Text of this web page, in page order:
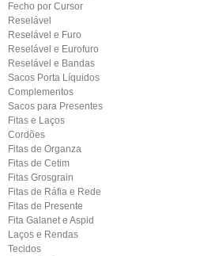
Fecho por Cursor
Reselável
Reselável e Furo
Reselável e Eurofuro
Reselável e Bandas
Sacos Porta Líquidos
Complementos
Sacos para Presentes
Fitas e Laços
Cordões
Fitas de Organza
Fitas de Cetim
Fitas Grosgrain
Fitas de Ráfia e Rede
Fitas de Presente
Fita Galanet e Aspid
Laços e Rendas
Tecidos